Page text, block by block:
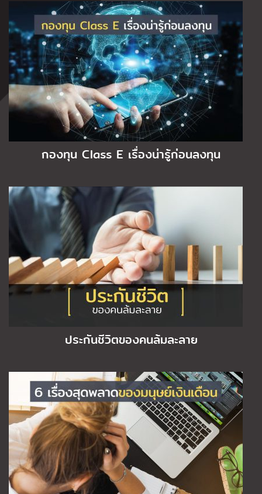
กองทุน Class E เรื่องน่ารู้ก่อนลงทุน
ประกันชีวิตของคนล้มละลาย